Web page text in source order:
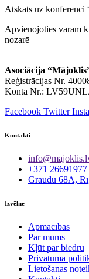
Atskats uz konferenci
Apvienojoties varam
nozarē
Asociācija
Reģistrācijas Nr.
Konta Nr.:
Facebook Twitter
Kontakti
+371 26691977
Graudu 68A,
Izvēlne
Apmācības
Par mums
Kļūt par biedru
Privātuma
Lietošanas